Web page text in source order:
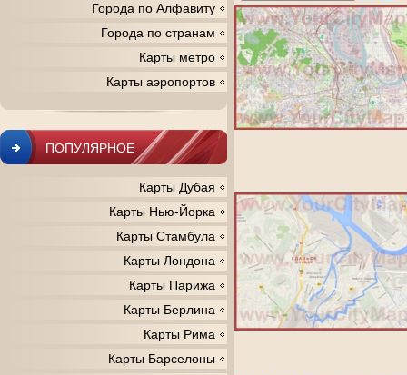
Города по Алфавиту
Города по странам
Карты метро
Карты аэропортов
ПОПУЛЯРНОЕ
Карты Дубая
Карты Нью-Йорка
Карты Стамбула
Карты Лондона
Карты Парижа
Карты Берлина
Карты Рима
Карты Барселоны